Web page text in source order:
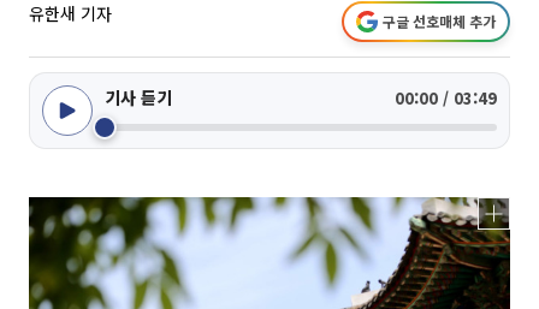
유한새 기자 구글 선호매체 추가
기사 듣기 00:00 / 03:49